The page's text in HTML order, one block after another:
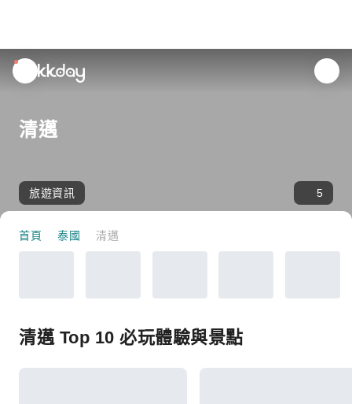
unread
notifications
清邁
旅遊資訊 5
首頁 泰國 清邁
清邁 Top 10 必玩體驗與景點